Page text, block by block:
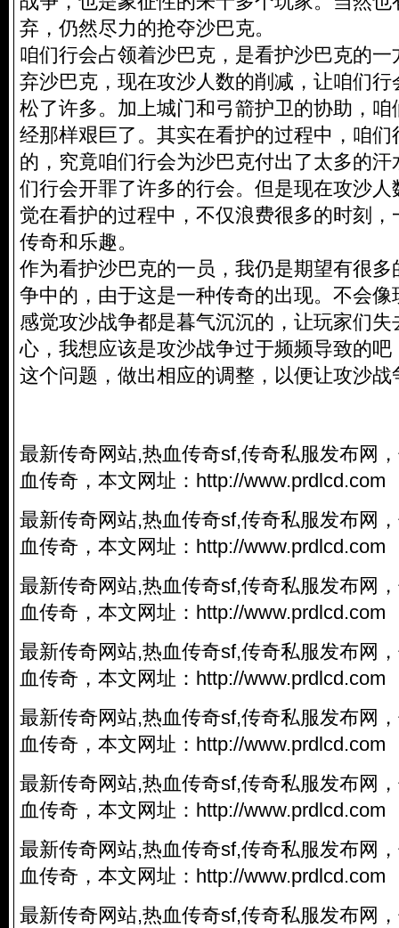
弃，仍然尽力的抢夺沙巴克。
咱们行会占领着沙巴克，是看护沙巴克的
弃沙巴克，现在攻沙人数的削减，让咱们
松了许多。加上城门和弓箭护卫的协助，
经那样艰巨了。其实在看护的过程中，咱
的，究竟咱们行会为沙巴克付出了太多的
们行会开罪了许多的行会。但是现在攻沙
觉在看护的过程中，不仅浪费很多的时刻
传奇和乐趣。
作为看护沙巴克的一员，我仍是期望有很
争中的，由于这是一种传奇的出现。不会
感觉攻沙战争都是暮气沉沉的，让玩家们
心，我想应该是攻沙战争过于频频导致的
这个问题，做出相应的调整，以便让攻沙
最新传奇网站,热血传奇sf,传奇私服发布网，
血传奇，本文网址： http://www.prdlcd.com
最新传奇网站,热血传奇sf,传奇私服发布网，
血传奇，本文网址： http://www.prdlcd.com
最新传奇网站,热血传奇sf,传奇私服发布网，
血传奇，本文网址： http://www.prdlcd.com
最新传奇网站,热血传奇sf,传奇私服发布网，
血传奇，本文网址： http://www.prdlcd.com
最新传奇网站,热血传奇sf,传奇私服发布网，
血传奇，本文网址： http://www.prdlcd.com
最新传奇网站,热血传奇sf,传奇私服发布网，
血传奇，本文网址： http://www.prdlcd.com
最新传奇网站,热血传奇sf,传奇私服发布网，
血传奇，本文网址： http://www.prdlcd.com
最新传奇网站,热血传奇sf,传奇私服发布网，